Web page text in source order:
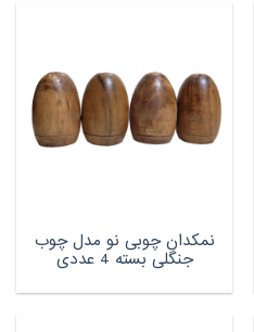
نمکدان چوبی نو مدل چوب
جنگلی بسته 4 عددی